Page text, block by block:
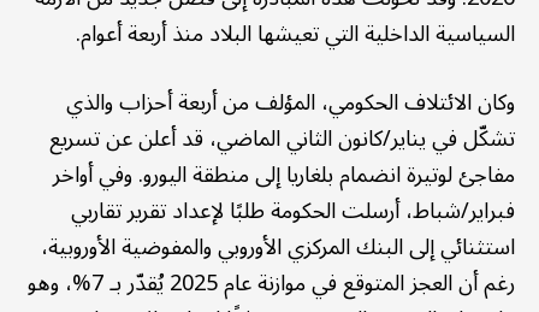
السياسية الداخلية التي تعيشها البلاد منذ أربعة أعوام.
وكان الائتلاف الحكومي، المؤلف من أربعة أحزاب والذي
تشكّل في يناير/كانون الثاني الماضي، قد أعلن عن تسريع
مفاجئ لوتيرة انضمام بلغاريا إلى منطقة اليورو. وفي أواخر
فبراير/شباط، أرسلت الحكومة طلبًا لإعداد تقرير تقاربي
استثنائي إلى البنك المركزي الأوروبي والمفوضية الأوروبية،
رغم أن العجز المتوقع في موازنة عام 2025 يُقدّر بـ 7%، وهو